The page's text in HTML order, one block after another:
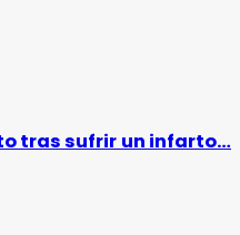
tras sufrir un infarto…